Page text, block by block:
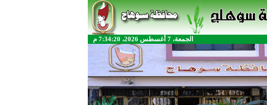
الجمعة، 7 أغسطس 2026، 7:34:20 م